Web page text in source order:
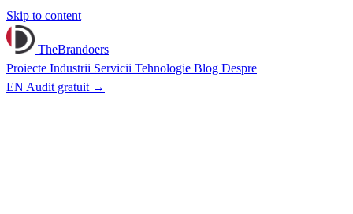
Skip to content
TheBrandoers
Proiecte Industrii Servicii Tehnologie Blog Despre
EN Audit gratuit →